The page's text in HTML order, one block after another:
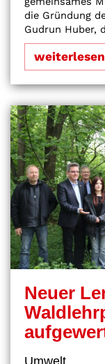
die Gründung
Gudrun Huber,
weiterlesen
Neuer